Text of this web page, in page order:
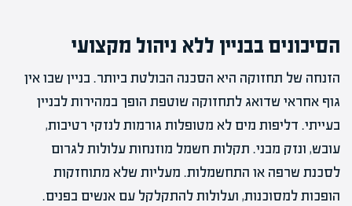
הסיכונים בבניין ללא ניהול מקצועי
הזנחה של תחזוקה היא הסכנה הבולטת ביותר. בניין שבו אין
גוף אחראי שדואג לתחזוקה שוטפת הופך במהירות לבניין
בעייתי. דליפות מים לא מטופלות גורמות לנזקי רטיבות,
עובש, ונזק מבני. תקלות חשמל מוזנחות עלולות לגרום
לסכנת שרפה או התחשמלות. מעליות שלא מתוחזקות
הופכות למסוכנות, ועלולות להתקלקל עם אנשים בפנים.